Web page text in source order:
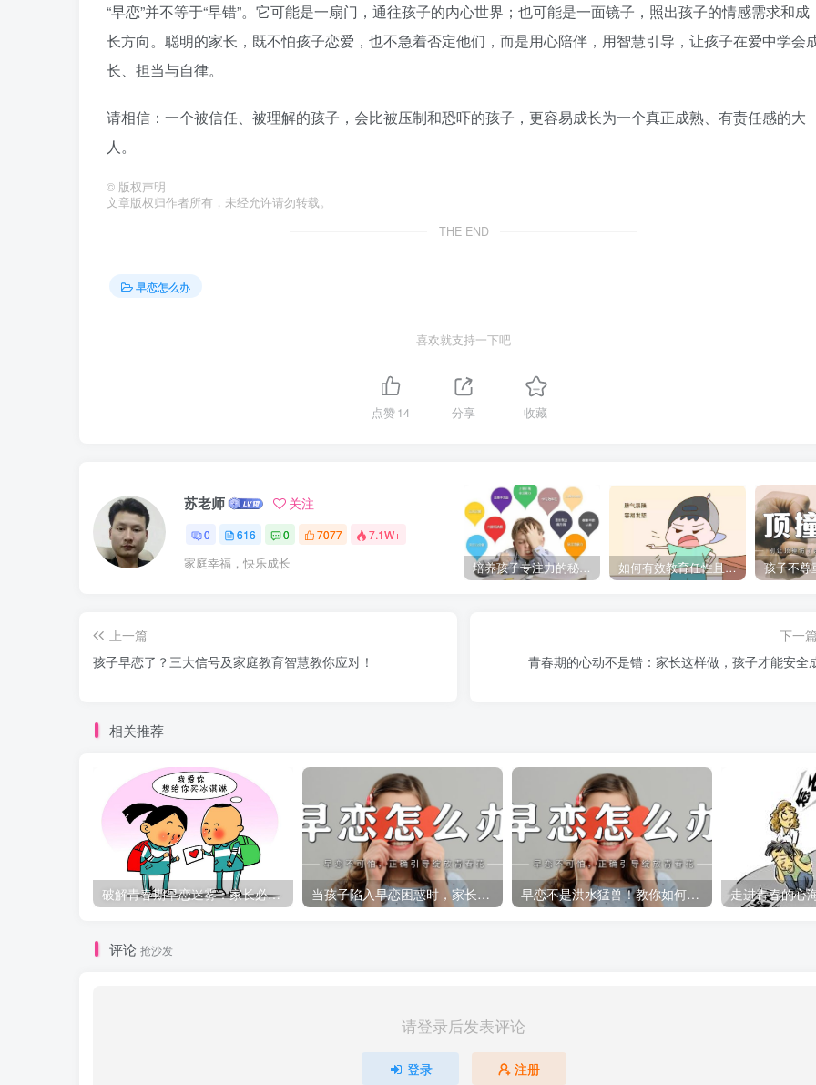
“早恋”并不等于“早错”。它可能是一扇门，通往孩子的内心世界；也可能是一面镜子，照出孩子的情感需求和成
长方向。聪明的家长，既不怕孩子恋爱，也不急着否定他们，而是用心陪伴，用智慧引导，让孩子在爱中学会
长、担当与自律。
请相信：一个被信任、被理解的孩子，会比被压制和恐吓的孩子，更容易成长为一个真正成熟、有责任感的大
人。
© 版权声明
文章版权归作者所有，未经允许请勿转载。
THE END
早恋怎么办
喜欢就支持一下吧
点赞14 分享 收藏
苏老师 关注
0 616 0 7077 7.1W+
家庭幸福，快乐成长 如何有效教育任性且脾气暴躁的孩子，父母必看的实用指南
上一篇
孩子早恋了？三大信号及家庭教育智慧教你应对！
下一
青春期的心动不是错：家长这样做，孩子才能安全
相关推荐
破解青春期早恋迷雾：家长必知的引导策略 当孩子陷入早恋困惑时，家长该怎么做才不「越界」？ 早恋不是洪水猛兽！教你如何做孩子的良师益友
评论 抢沙发
请登录后发表评论
登录 注册